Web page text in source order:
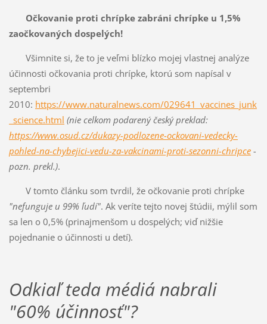
Očkovanie proti chrípke zabráni chrípke u 1,5%
zaočkovaných dospelých!
Všimnite si, že to je veľmi blízko mojej vlastnej analýze
účinnosti očkovania proti chrípke, ktorú som napísal v
septembri
2010: https://www.naturalnews.com/029641_vaccines_junk
_science.html (nie celkom podarený český preklad:
https://www.osud.cz/dukazy-podlozene-ockovani-vedecky-
pohled-na-chybejici-vedu-za-vakcinami-proti-sezonni-chripce-
pozn. prekl.).
V tomto článku som tvrdil, že očkovanie proti chrípke
"nefunguje u 99% ľudí". Ak veríte tejto novej štúdii, mýlil som
sa len o 0,5% (prinajmenšom u dospelých; viď nižšie
pojednanie o účinnosti u detí).
Odkiaľ teda médiá nabrali
"60% účinnosť"?